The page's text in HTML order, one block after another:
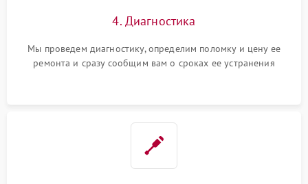
4. Диагностика
Мы проведем диагностику, определим поломку и цену ее
ремонта и сразу сообщим вам о сроках ее устранения